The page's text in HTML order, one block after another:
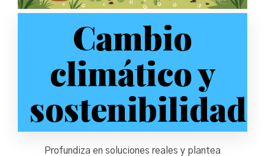
Cambio
climático y
sostenibilidad
Profundiza en soluciones reales y plantea